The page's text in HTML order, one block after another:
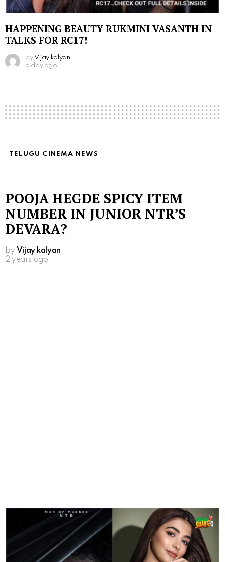
HAPPENING BEAUTY RUKMINI VASANTH IN
TALKS FOR RC17!
by Vijay kalyan
a day ago
TELUGU CINEMA NEWS
POOJA HEGDE SPICY ITEM
NUMBER IN JUNIOR NTR’S
DEVARA?
by Vijay kalyan
2 years ago